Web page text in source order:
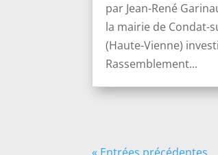
par Jean-René
la mairie de Condat-
(Haute-Vienne)
Rassemblement...